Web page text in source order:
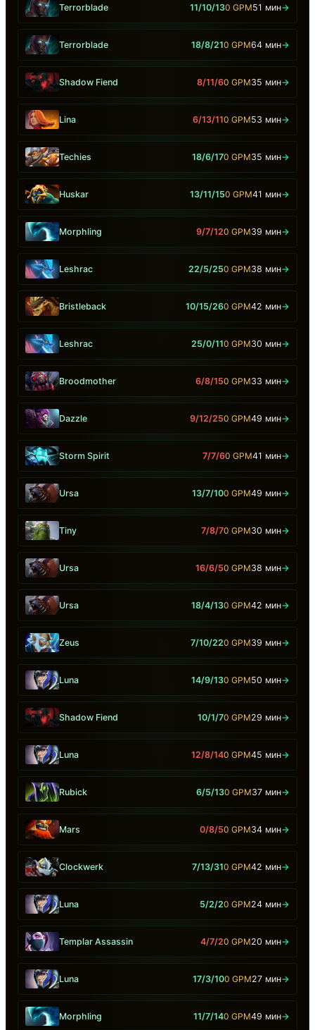
Terrorblade 11/10/130 GPM51 мин→
Terrorblade 18/8/210 GPM64 мин→
Shadow Fiend 8/11/60 GPM35 мин→
Lina 6/13/110 GPM53 мин→
Techies 18/6/170 GPM35 мин→
Huskar 13/11/150 GPM41 мин→
Morphling 9/7/120 GPM39 мин→
Leshrac 22/5/250 GPM38 мин→
Bristleback 10/15/260 GPM42 мин→
Leshrac 25/0/110 GPM30 мин→
Broodmother 6/8/150 GPM33 мин→
Dazzle 9/12/250 GPM49 мин→
Storm Spirit 7/7/60 GPM41 мин→
Ursa 13/7/100 GPM49 мин→
Tiny 7/8/70 GPM30 мин→
Ursa 16/6/50 GPM38 мин→
Ursa 18/4/130 GPM42 мин→
Zeus 7/10/220 GPM39 мин→
Luna 14/9/130 GPM50 мин→
Shadow Fiend 10/1/70 GPM29 мин→
Luna 12/8/140 GPM45 мин→
Rubick 6/5/130 GPM37 мин→
Mars 0/8/50 GPM34 мин→
Clockwerk 7/13/310 GPM42 мин→
Luna 5/2/20 GPM24 мин→
Templar Assassin 4/7/20 GPM20 мин→
Luna 17/3/100 GPM27 мин→
Morphling 11/7/140 GPM49 мин→